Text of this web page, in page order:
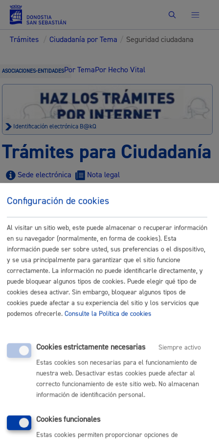
Buscar
Trámites / Ciudadanía por Tema / Seguridad ciudadana
ASOCIACIONES-ENTIDADESPor TemaPor Hecho Vital
Identificación electrónica B@kQ
Trámites para Ciudadanía
Sede electrónica Nota legal
Listado completo de Trámites
Seguridad ciudadana
Avisos
Denuncias
Licencia de armas
Perros peligrosos
Volver al índice
Configuración de cookies
Al visitar un sitio web, este puede almacenar o recuperar información
en su navegador (normalmente, en forma de cookies). Esta
información puede ser sobre usted, sus preferencias o el dispositivo,
y se usa principalmente para garantizar que el sitio funcione
correctamente. La información no puede identificarle directamente, y
puede bloquear algunos tipos de cookies. Puede elegir qué tipo de
cookies desea activar. Sin embargo, bloquear algunos tipos de
cookies puede afectar a su experiencia del sitio y los servicios que
podemos ofrecerle. Consulte la Política de cookies
Cookies estrictamente necesarias
Siempre activo
Estas cookies son necesarias para el funcionamiento de
nuestra web. Desactivar estas cookies puede afectar al
correcto funcionamiento de este sitio web. No almacenan
información de identificación personal.
Cookies funcionales
Estas cookies permiten proporcionar opciones de